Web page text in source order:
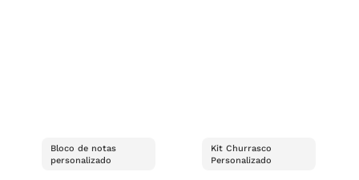
Bloco de notas
personalizado
Kit Churrasco
Personalizado